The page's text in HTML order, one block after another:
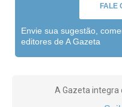
FALE
Envie sua sugestão,
editores de A Gazeta
A Gazeta integra